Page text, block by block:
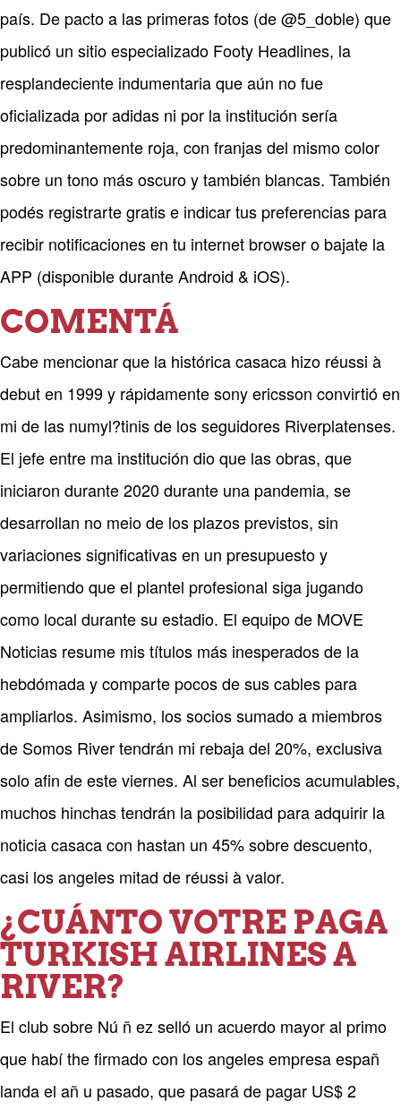
país. De pacto a las primeras fotos (de @5_doble) que
publicó un sitio especializado Footy Headlines, la
resplandeciente indumentaria que aún no fue
oficializada por adidas ni por la institución sería
predominantemente roja, con franjas del mismo color
sobre un tono más oscuro y también blancas. También
podés registrarte gratis e indicar tus preferencias para
recibir notificaciones en tu internet browser o bajate la
APP (disponible durante Android & iOS).
COMENTÁ
Cabe mencionar que la histórica casaca hizo réussi à
debut en 1999 y rápidamente sony ericsson convirtió en
mi de las numyl?tinis de los seguidores Riverplatenses.
El jefe entre ma institución dio que las obras, que
iniciaron durante 2020 durante una pandemia, se
desarrollan no meio de los plazos previstos, sin
variaciones significativas en un presupuesto y
permitiendo que el plantel profesional siga jugando
como local durante su estadio. El equipo de MOVE
Noticias resume mis títulos más inesperados de la
hebdómada y comparte pocos de sus cables para
ampliarlos. Asimismo, los socios sumado a miembros
de Somos River tendrán mi rebaja del 20%, exclusiva
solo afin de este viernes. Al ser beneficios acumulables,
muchos hinchas tendrán la posibilidad para adquirir la
noticia casaca con hastan un 45% sobre descuento,
casi los angeles mitad de réussi à valor.
¿CUÁNTO VOTRE PAGA
TURKISH AIRLINES A
RIVER?
El club sobre Nú ñ ez selló un acuerdo mayor al primo
que habí the firmado con los angeles empresa españ
landa el añ u pasado, que pasará de pagar US$ 2